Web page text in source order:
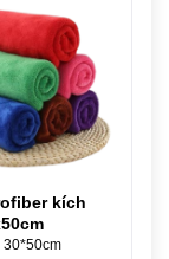
kích
30*50cm